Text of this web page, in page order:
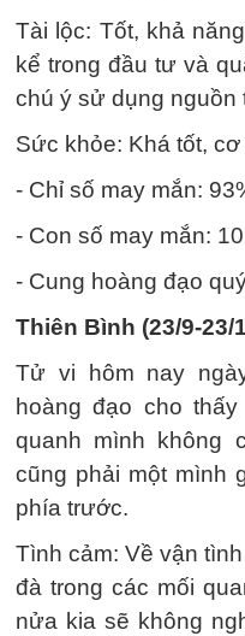
Tài lộc: Tốt, khả
kể trong đầu tư và
chú ý sử dụng nguồn
Sức khỏe: Khá tốt,
- Chỉ số may mắn:
- Con số may mắn: 10
- Cung hoàng đạo
Thiên Bình (23/9-23/
Tử vi hôm nay
hoàng đạo cho
quanh mình không
cũng phải một mình
phía trước.
Tình cảm: Về vận
đà trong các mối
nửa kia sẽ không